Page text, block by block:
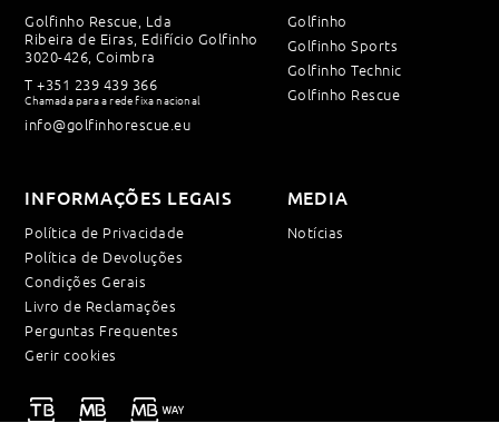
Golfinho Rescue, Lda
Ribeira de Eiras, Edifício Golfinho
3020-426, Coimbra
T+351 239 439 366
Chamada para a rede fixa nacional
info@golfinhorescue.eu
Golfinho
Golfinho Sports
Golfinho Technic
Golfinho Rescue
INFORMAÇÕES LEGAIS
Política de Privacidade
Política de Devoluções
Condições Gerais
Livro de Reclamações
Perguntas Frequentes
Gerir cookies
MEDIA
Notícias